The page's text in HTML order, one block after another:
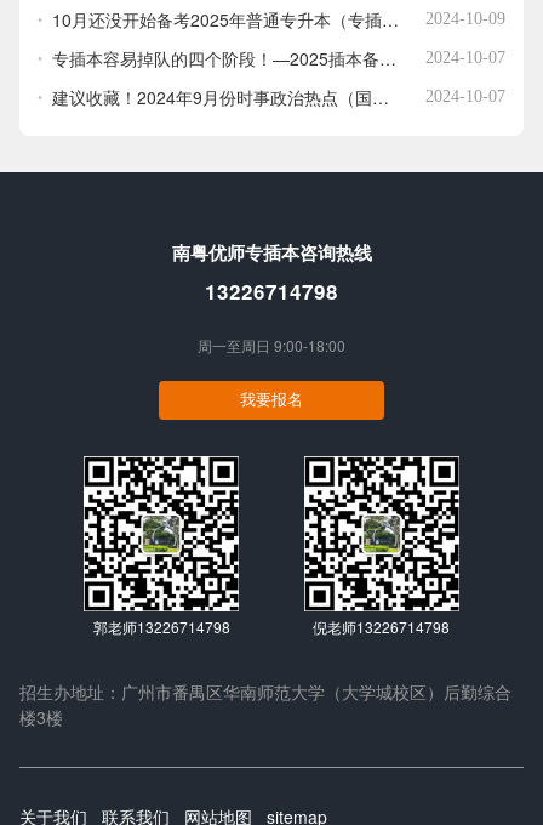
10月还没开始备考2025年普通专升本（专插本）正常吗？有多少人开始了？ 2024-10-09
专插本容易掉队的四个阶段！—2025插本备考注意！ 2024-10-07
建议收藏！2024年9月份时事政治热点（国内+国际） 2024-10-07
关于我们 联系我们 网站地图 sitemap
南粤优师专插本咨询热线
13226714798
周一至周日 9:00-18:00
我要报名
郭老师13226714798 倪老师13226714798
招生办地址：广州市番禺区华南师范大学（大学城校区）后勤综合
楼3楼